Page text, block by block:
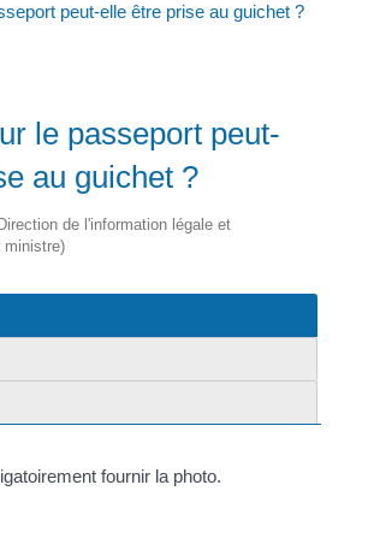
peut-elle être prise au guichet ?
le passeport peut-
au guichet ?
de l'information légale et
ministre)
fournir la photo.